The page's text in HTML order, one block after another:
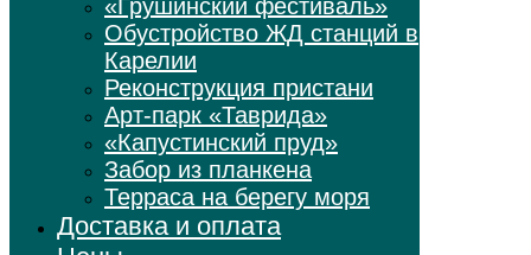
«Грушинский фестиваль»
Обустройство ЖД станций в
Карелии
Реконструкция пристани
Арт-парк «Таврида»
«Капустинский пруд»
Забор из планкена
Терраса на берегу моря
Доставка и оплата